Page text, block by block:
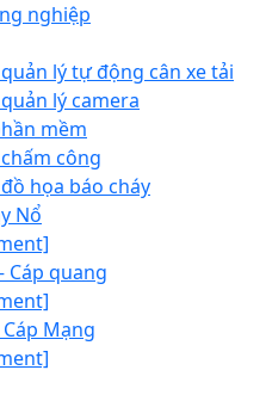
nghiệp
lý tự động cân xe tải
lý camera
mềm
công
họa báo cháy
Nổ
Cáp quang
Mạng